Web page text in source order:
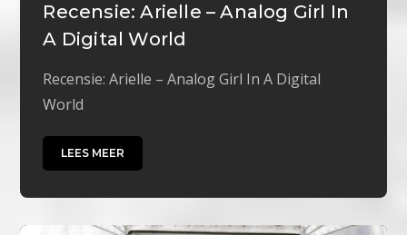
Recensie: Arielle – Analog Girl In
A Digital World
Recensie: Arielle – Analog Girl In A Digital
World
LEES MEER